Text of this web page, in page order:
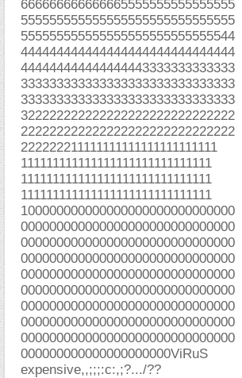
666666666666665555555555555555
555555555555555555555555555555
555555555555555555555555555544
444444444444444444444444444444
444444444444444443333333333333
333333333333333333333333333333
333333333333333333333333333333
322222222222222222222222222222
222222222222222222222222222222
222222211111111111111111111111
111111111111111111111111111111
111111111111111111111111111111
111111111111111111111111111111
100000000000000000000000000000
000000000000000000000000000000
000000000000000000000000000000
000000000000000000000000000000
000000000000000000000000000000
000000000000000000000000000000
000000000000000000000000000000
000000000000000000000000000000
000000000000000000000000000000
000000000000000000000ViRuS
expensive,,;;;:c:,;?.../??